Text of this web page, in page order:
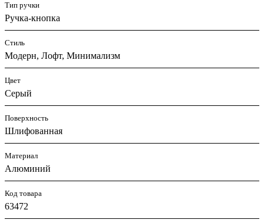
Тип ручки
Ручка-кнопка
Стиль
Модерн, Лофт, Минимализм
Цвет
Серый
Поверхность
Шлифованная
Материал
Алюминий
Код товара
63472